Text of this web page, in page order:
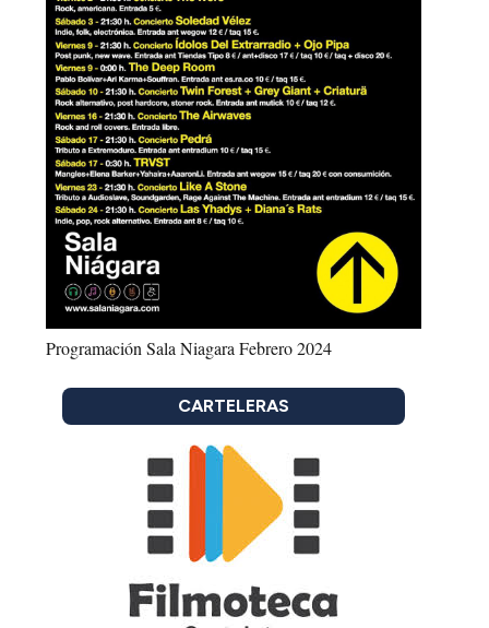
Programación Sala Niagara Febrero 2024
CARTELERAS